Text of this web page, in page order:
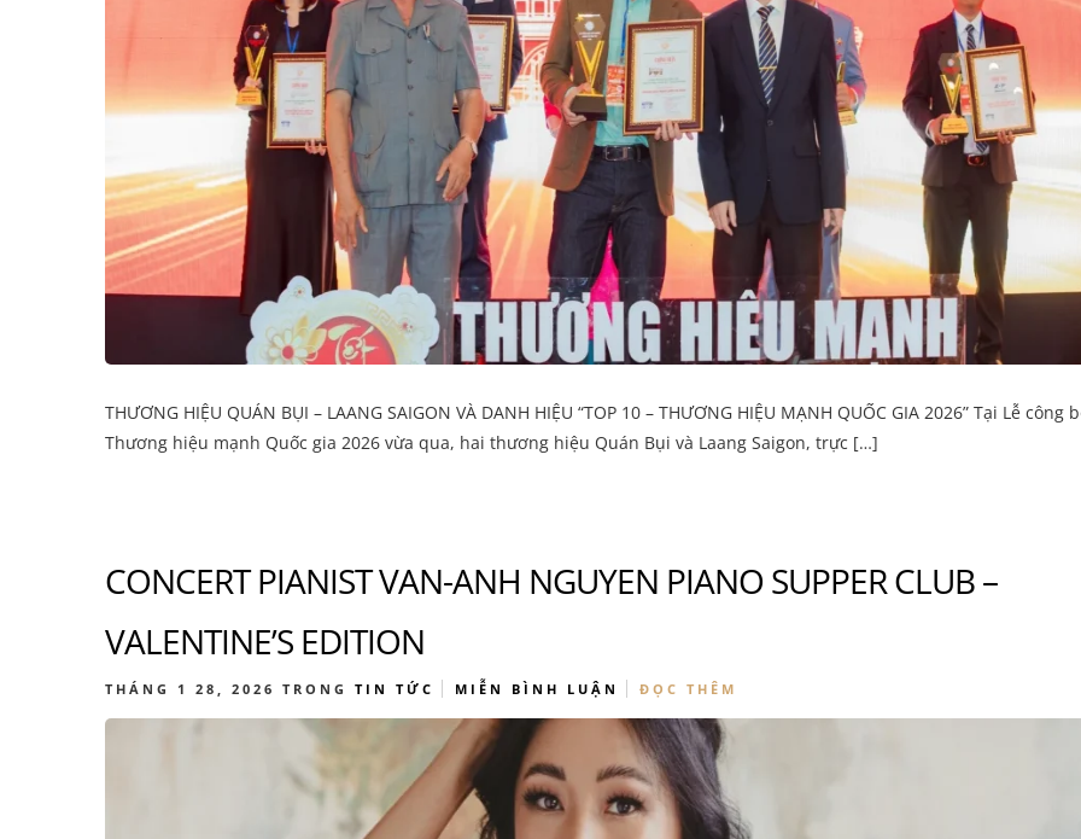
THƯƠNG HIỆU QUÁN BỤI – LAANG SAIGON VÀ DANH HIỆU “TOP 10 – THƯƠNG HIỆU MẠNH QUỐC GIA 2026” Tại Lễ công
Thương hiệu mạnh Quốc gia 2026 vừa qua, hai thương hiệu Quán Bụi và Laang Saigon, trực […]
CONCERT PIANIST VAN-ANH NGUYEN PIANO SUPPER CLUB –
VALENTINE’S EDITION
THÁNG 1 28, 2026 TRONG TIN TỨC MIỄN BÌNH LUẬN ĐỌC THÊM